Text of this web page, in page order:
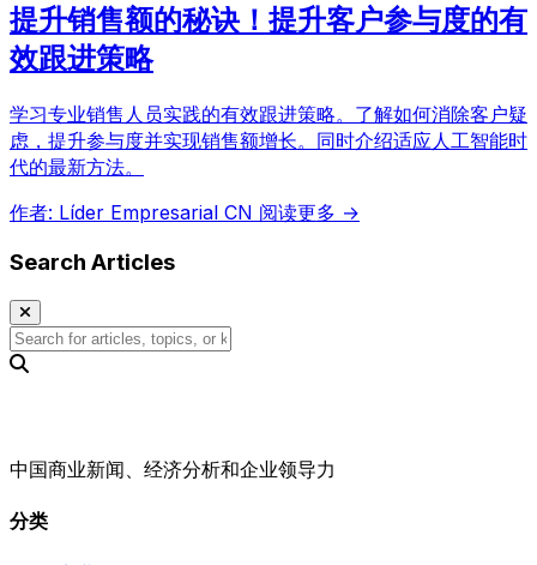
提升销售额的秘诀！提升客户参与度的有
效跟进策略
学习专业销售人员实践的有效跟进策略。了解如何消除客户疑
虑，提升参与度并实现销售额增长。同时介绍适应人工智能时
代的最新方法。
作者: Líder Empresarial CN 阅读更多 →
Search Articles
中国商业新闻、经济分析和企业领导力
分类